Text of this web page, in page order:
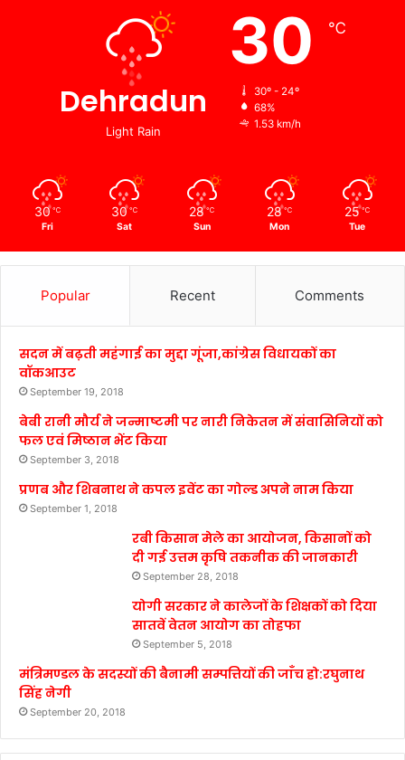
Dehradun
Light Rain
30 ℃
30º - 24º
68%
1.53 km/h
30 ℃
Fri
30 ℃
Sat
28 ℃
Sun
28 ℃
Mon
25 ℃
Tue
Popular Recent Comments
सदन में बढ़ती महंगाई का मुद्दा गूंजा,कांग्रेस विधायकों का
वॉकआउट
September 19, 2018
बेबी रानी मौर्य ने जन्माष्टमी पर नारी निकेतन में संवासिनियों को
फल एवं मिष्ठान भेंट किया
September 3, 2018
प्रणब और शिबनाथ ने कपल इवेंट का गोल्ड अपने नाम किया
September 1, 2018
रबी किसान मेले का आयोजन, किसानों को
दी गई उत्तम कृषि तकनीक की जानकारी
September 28, 2018
योगी सरकार ने कालेजों के शिक्षकों को दिया
सातवें वेतन आयोग का तोहफा
September 5, 2018
मंत्रिमण्डल के सदस्यों की बैनामी सम्पत्तियों की जाँच हो:रघुनाथ
सिंह नेगी
September 20, 2018